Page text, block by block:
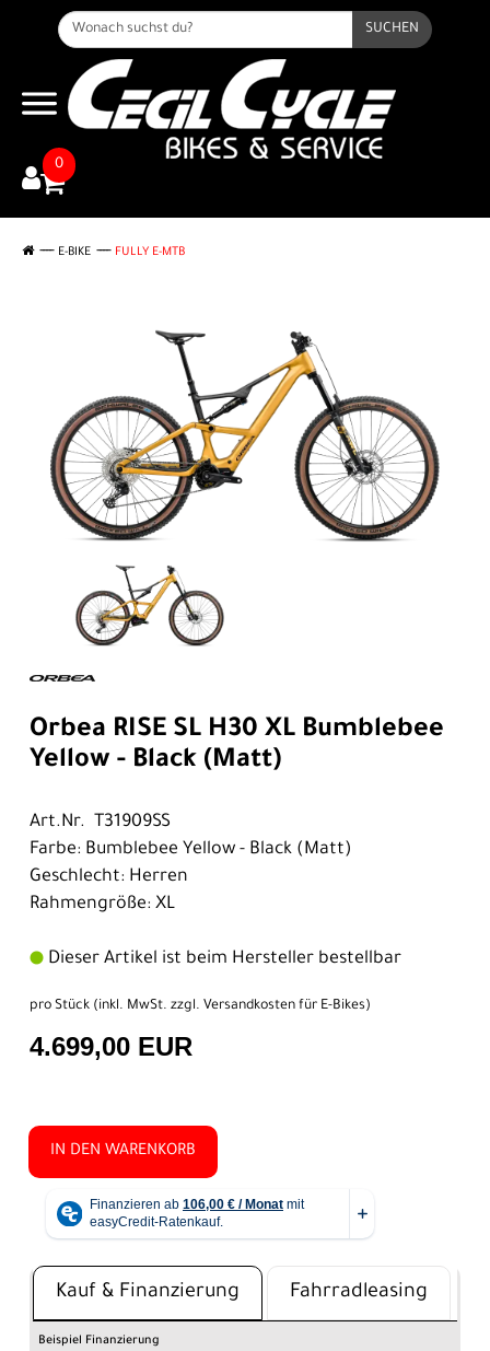
SUCHEN
0
E-BIKE FULLY E-MTB
Orbea RISE SL H30 XL Bumblebee
Yellow - Black (Matt)
Art.Nr. T31909SS
Farbe: Bumblebee Yellow - Black (Matt)
Geschlecht: Herren
Rahmengröße: XL
Dieser Artikel ist beim Hersteller bestellbar
pro Stück (inkl. MwSt. zzgl. Versandkosten für E-Bikes)
4.699,00 EUR
IN DEN WARENKORB
Kauf & Finanzierung Fahrradleasing
Beispiel Finanzierung